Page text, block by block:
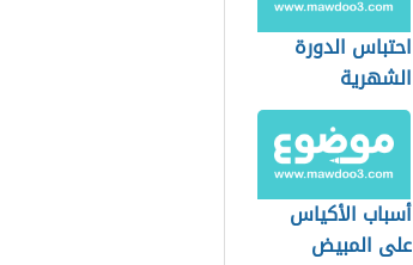
احتباس الدورة
الشهرية
أسباب الأكياس
على المبيض